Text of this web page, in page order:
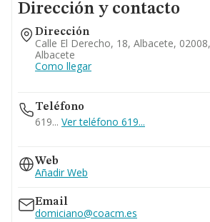
Dirección y contacto
Dirección
Calle El Derecho, 18, Albacete, 02008,
Albacete
Como llegar
Teléfono
619... Ver teléfono 619...
967191269
Web
Añadir Web
Email
domiciano@coacm.es